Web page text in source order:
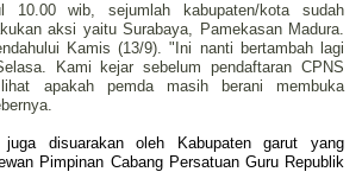
10.00 wib, sejumlah kabupaten/kota sudah
aksi yaitu Surabaya, Pamekasan Madura.
Kamis (13/9). "Ini nanti bertambah lagi
Kami kejar sebelum pendaftaran CPNS
apakah pemda masih berani membuka
disuarakan oleh Kabupaten garut yang
Pimpinan Cabang Persatuan Guru Republik